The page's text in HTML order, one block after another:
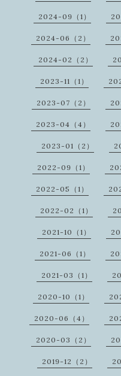
2024-09（1）
2024-06（2）
2024-02（2）
2023-11（1）
2023-07（2）
2023-04（4）
2023-01（2）
2022-09（1）
2022-05（1）
2022-02（1）
2021-10（1）
2021-06（1）
2021-03（1）
2020-10（1）
2020-06（4）
2020-03（2）
2019-12（2）